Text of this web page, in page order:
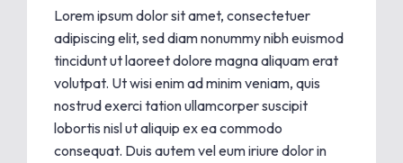
Lorem ipsum dolor sit amet, consectetuer
adipiscing elit, sed diam nonummy nibh euismod
tincidunt ut laoreet dolore magna aliquam erat
volutpat. Ut wisi enim ad minim veniam, quis
nostrud exerci tation ullamcorper suscipit
lobortis nisl ut aliquip ex ea commodo
consequat. Duis autem vel eum iriure dolor in